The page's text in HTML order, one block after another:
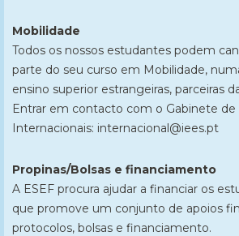
Mobilidade
Todos os nossos estudantes podem
parte do seu curso em Mobilidade,
ensino superior estrangeiras, parceiras
Entrar em contacto com o Gabinete de
Internacionais: internacional@iees.pt
Propinas/Bolsas e financiamento
​A ESEF procura ajudar a financiar os
que promove um conjunto de apoios
protocolos, bolsas e financiamento.